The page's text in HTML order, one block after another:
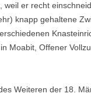
weil er recht
knapp gehaltene
Moabit, Offener
Weiteren der 18.